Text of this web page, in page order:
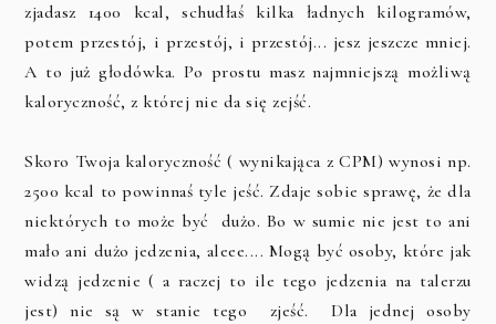
zjadasz 1400 kcal, schudłaś kilka ładnych kilogramów,
potem przestój, i przestój, i przestój... jesz jeszcze mniej.
A to już głodówka. Po prostu masz najmniejszą możliwą
kaloryczność, z której nie da się zejść.
Skoro Twoja kaloryczność ( wynikająca z CPM) wynosi np.
2500 kcal to powinnaś tyle jeść. Zdaje sobie sprawę, że dla
niektórych to może być dużo. Bo w sumie nie jest to ani
mało ani dużo jedzenia, aleee.... Mogą być osoby, które jak
widzą jedzenie ( a raczej to ile tego jedzenia na talerzu
jest) nie są w stanie tego zjeść. Dla jednej osoby